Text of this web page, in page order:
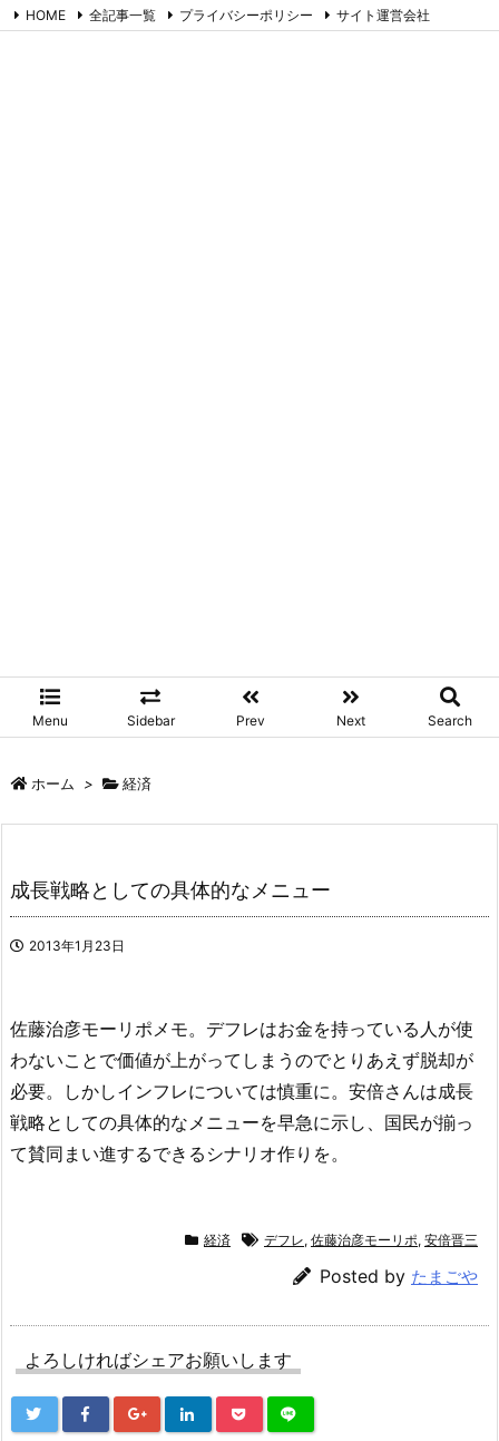
Menu Sidebar Prev Next Search
HOME 全記事一覧 プライバシーポリシー
サイト運営会社
ホーム > 経済
成長戦略としての具体的なメニュー
2013年1月23日
佐藤治彦モーリポメモ。デフレはお金を持っている人が使
わないことで価値が上がってしまうのでとりあえず脱却が
必要。しかしインフレについては慎重に。安倍さんは成長
戦略としての具体的なメニューを早急に示し、国民が揃っ
て賛同まい進するできるシナリオ作りを。
経済 デフレ, 佐藤治彦モーリポ, 安倍晋三
Posted by たまごや
よろしければシェアお願いします